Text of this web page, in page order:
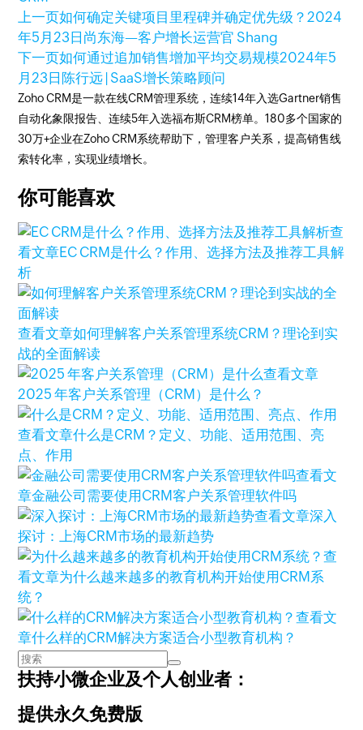
上一页如何确定关键项目里程碑并确定优先级？2024
年5月23日 尚东海—客户增长运营官 Shang
下一页如何通过追加销售增加平均交易规模2024年5
月23日 陈行远 | SaaS增长策略顾问
Zoho CRM是一款在线CRM管理系统，连续14年入选Gartner销售
自动化象限报告、连续5年入选福布斯CRM榜单。180多个国家的
30万+企业在Zoho CRM系统帮助下，管理客户关系，提高销售线
索转化率，实现业绩增长。
你可能喜欢
查
看文章EC CRM是什么？作用、选择方法及推荐工具解
析
查看文章如何理解客户关系管理系统CRM？理论到实
战的全面解读
查看文章
2025 年客户关系管理（CRM）是什么？
查看文章什么是CRM？定义、功能、适用范围、亮
点、作用
查看文
章金融公司需要使用CRM客户关系管理软件吗
查看文章深入
探讨：上海CRM市场的最新趋势
查
看文章为什么越来越多的教育机构开始使用CRM系
统？
查看文
章什么样的CRM解决方案适合小型教育机构？
扶持小微企业及个人创业者：
提供永久免费版